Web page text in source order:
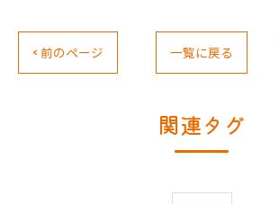
< 前のページ 一覧に戻る
関連タグ